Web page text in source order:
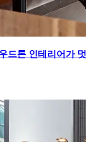
드톤 인테리어가